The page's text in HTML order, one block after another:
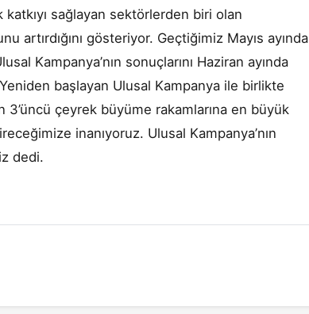
sağlayan sektörlerden biri olan
gösteriyor. Geçtiğimiz Mayıs ayında
Kampanya’nın sonuçlarını Haziran ayında
başlayan Ulusal Kampanya ile birlikte
3’üncü çeyrek büyüme rakamlarına en büyük
inanıyoruz. Ulusal Kampanya’nın
dedi.